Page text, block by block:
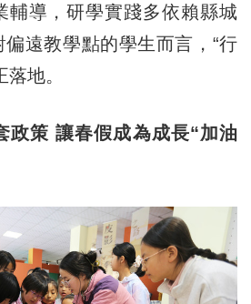
輔導，研學實踐多依賴縣城
遠教學點的學生而言，“行
地。
策 讓春假成為成長“加油